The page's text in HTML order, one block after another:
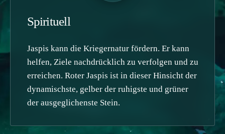
Spirituell
Jaspis kann die Kriegernatur fördern. Er kann
helfen, Ziele nachdrücklich zu verfolgen und zu
erreichen. Roter Jaspis ist in dieser Hinsicht der
dynamischste, gelber der ruhigste und grüner
der ausgeglichenste Stein.